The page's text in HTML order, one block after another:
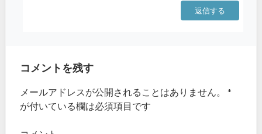
返信する
コメントを残す
メールアドレスが公開されることはありません。
*
が付いている欄は必須項目です